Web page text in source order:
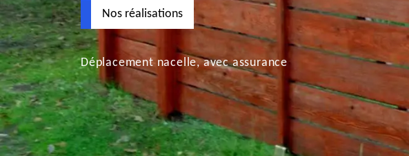
Nos réalisations
Déplacement nacelle, avec assurance